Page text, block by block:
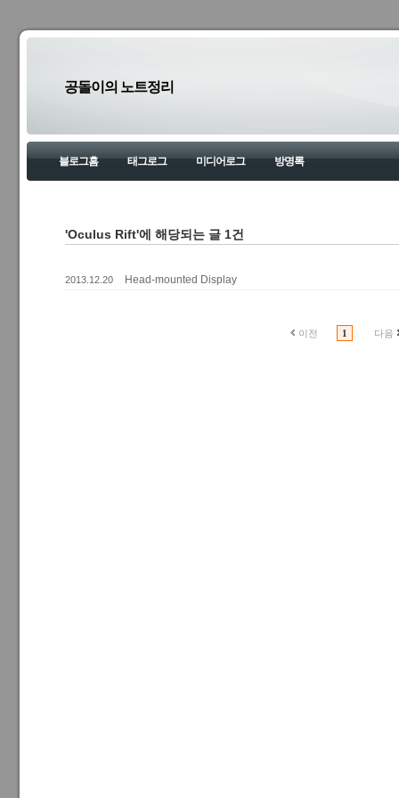
공돌이의 노트정리
블로그홈 태그로그 미디어로그 방명록
'Oculus Rift'에 해당되는 글 1건
2013.12.20 Head-mounted Display
이전 1 다음